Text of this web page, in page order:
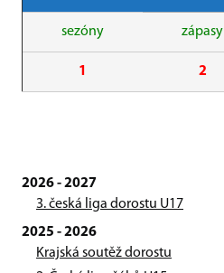
sezóny zápasy
1 2
2026 - 2027
3. česká liga dorostu U17
2025 - 2026
Krajská soutěž dorostu